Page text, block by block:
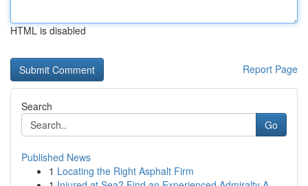
HTML is disabled
Report Page
Search
Go
Published News
1 Locating the Right Asphalt Firm